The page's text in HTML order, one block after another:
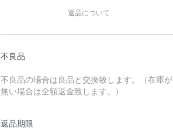
返品について
不良品
不良品の場合は良品と交換致します。（在庫が
無い場合は全額返金致します。）
返品期限